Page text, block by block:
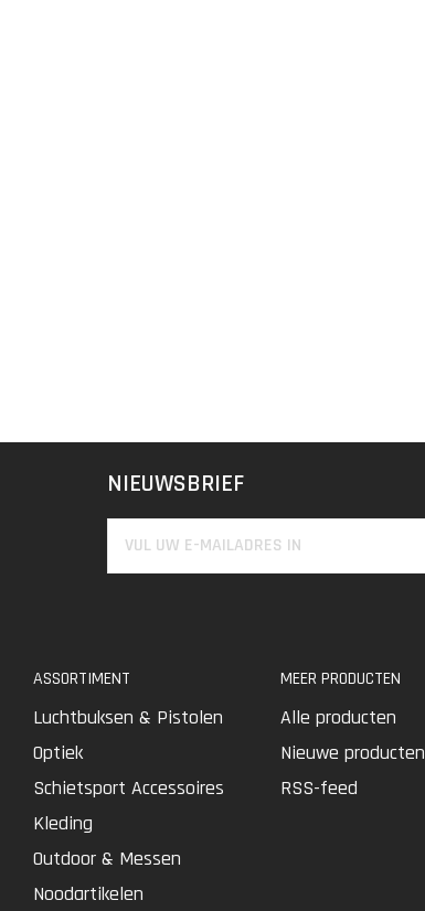
NIEUWSBRIEF
ASSORTIMENT
Luchtbuksen & Pistolen
Optiek
Schietsport Accessoires
Kleding
Outdoor & Messen
Noodartikelen
MEER PRODUCTEN
Alle producten
Nieuwe producten
RSS-feed